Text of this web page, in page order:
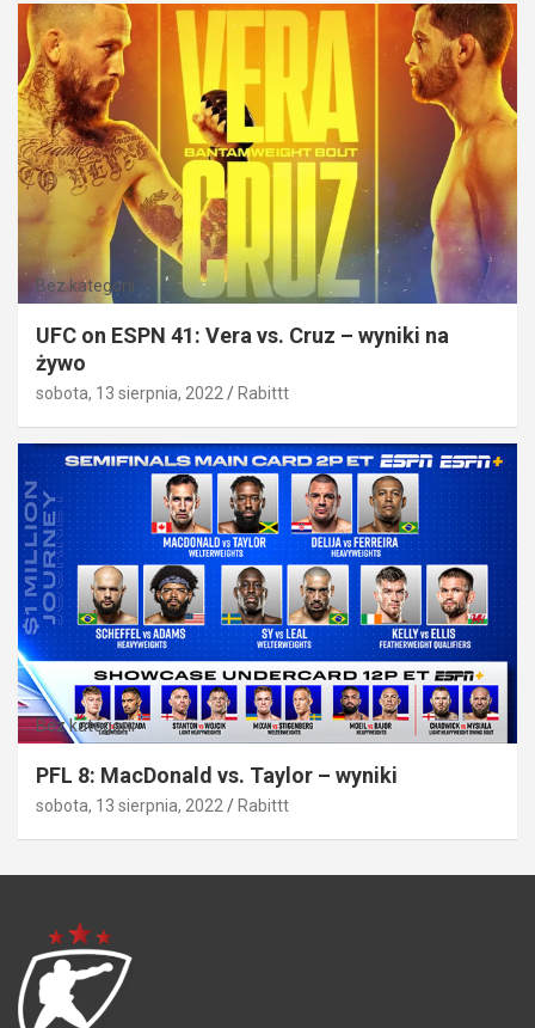
Bez kategorii
UFC on ESPN 41: Vera vs. Cruz – wyniki na
żywo
sobota, 13 sierpnia, 2022 Rabittt
Bez kategorii
PFL 8: MacDonald vs. Taylor – wyniki
sobota, 13 sierpnia, 2022 Rabittt